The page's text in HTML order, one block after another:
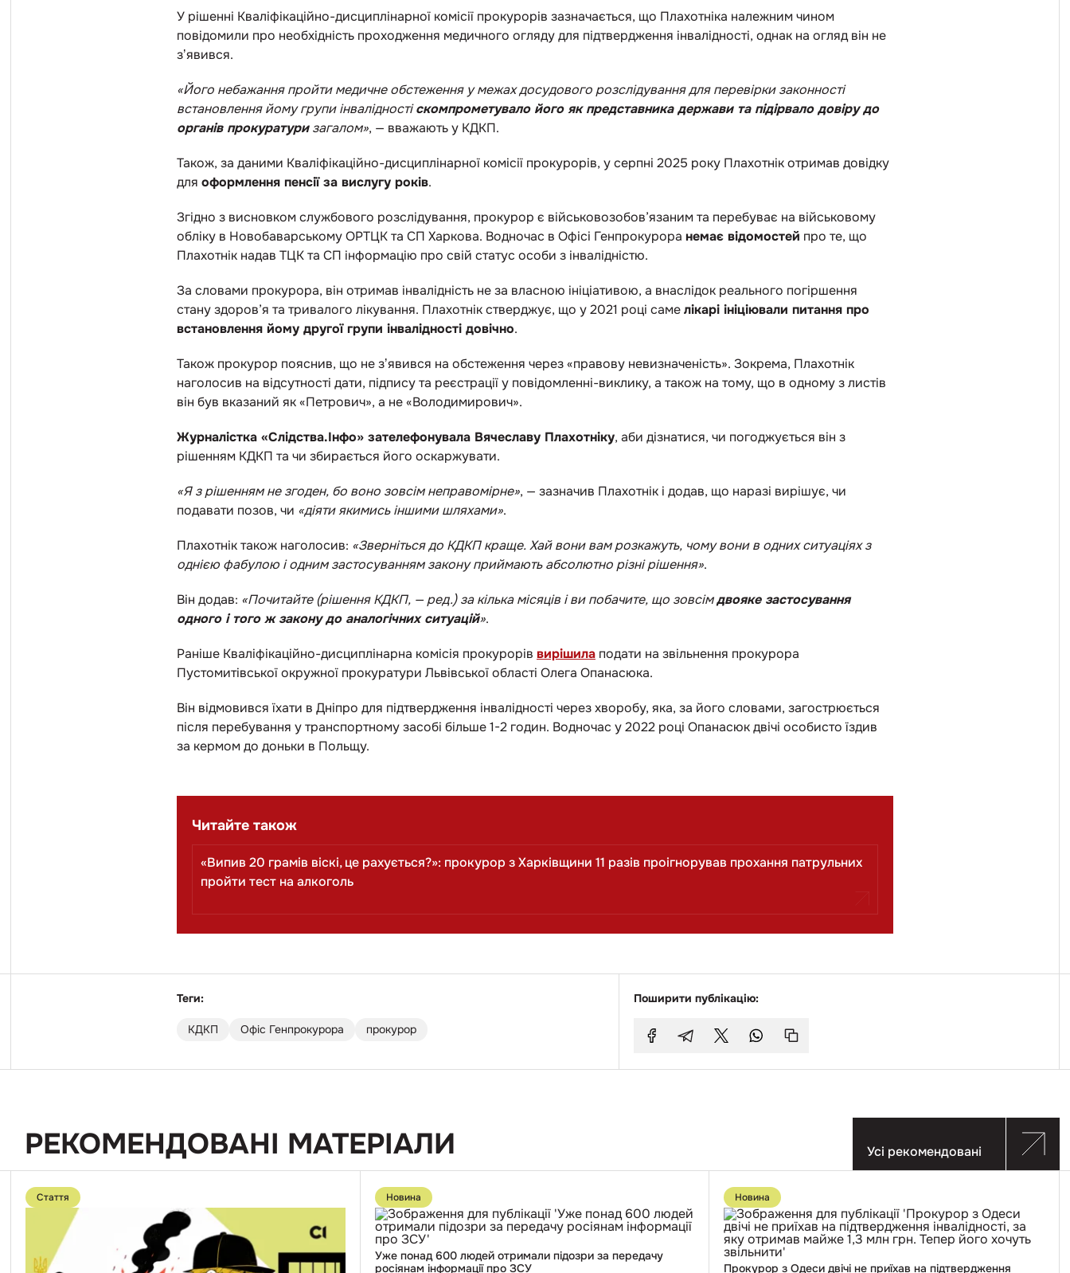
У рішенні Кваліфікаційно-дисциплінарної комісії прокурорів зазначається, що Плахотніка належним чином
повідомили про необхідність проходження медичного огляду для підтвердження інвалідності, однак на огляд він не
зʼявився.
«Його небажання пройти медичне обстеження у межах досудового розслідування для перевірки законності
встановлення йому групи інвалідностіскомпрометувало його як представника держави та підірвало довіру до
органів прокуратуризагалом», — вважають у КДКП.
Також, за даними Кваліфікаційно-дисциплінарної комісії прокурорів, у серпні 2025 року Плахотнік отримав довідку
для оформлення пенсії за вислугу років.
Згідно з висновком службового розслідування, прокурор є військовозобов’язаним та перебуває на військовому
обліку в Новобаварському ОРТЦК та СП Харкова. Водночас в Офісі Генпрокурора немає відомостей про те, що
Плахотнік надав ТЦК та СП інформацію про свій статус особи з інвалідністю.
За словами прокурора, він отримав інвалідність не за власною ініціативою, а внаслідок реального погіршення
стану здоров’я та тривалого лікування. Плахотнік стверджує, що у 2021 році самелікарі ініціювали питання про
встановлення йому другої групи інвалідності довічно.
Також прокурор пояснив, що не зʼявився на обстеження через «правову невизначеність». Зокрема, Плахотнік
наголосив на відсутності дати, підпису та реєстрації у повідомленні-виклику, а також на тому, що в одному з листів
він був вказаний як «Петрович», а не «Володимирович».
Журналістка «Слідства.Інфо» зателефонувала Вячеславу Плахотніку, аби дізнатися, чи погоджується він з
рішенням КДКП та чи збирається його оскаржувати.
«Я з рішенням не згоден, бо воно зовсім неправомірне», — зазначив Плахотнік і додав, що наразі вирішує, чи
подавати позов, чи «діяти якимись іншими шляхами».
Плахотнік також наголосив: «Зверніться до КДКП краще. Хай вони вам розкажуть, чому вони в одних ситуаціях з
однією фабулою і одним застосуванням закону приймають абсолютно різні рішення».
Він додав: «Почитайте (рішення КДКП, — ред.) за кілька місяців і ви побачите, що зовсімдвояке застосування
одного і того ж закону до аналогічних ситуацій».
Раніше Кваліфікаційно-дисциплінарна комісія прокурорів вирішила подати на звільнення прокурора
Пустомитівської окружної прокуратури Львівської області Олега Опанасюка.
Він відмовився їхати в Дніпро для підтвердження інвалідності через хворобу, яка, за його словами, загострюється
після перебування у транспортному засобі більше 1-2 годин. Водночас у 2022 році Опанасюк двічі особисто їздив
за кермом до доньки в Польщу.
Читайте також
«Випив 20 грамів віскі, це рахується?»: прокурор з Харківщини 11 разів проігнорував прохання патрульних
пройти тест на алкоголь
Теги:
КДКП Офіс Генпрокурора прокурор
Поширити публікацію:
РЕКОМЕНДОВАНІ МАТЕРІАЛИ
Усі рекомендовані
Перейти
публікації
дитина».
Стаття
Перейти
публікації
Уже
понад
600
людей
отримали
Новина
Уже понад 600 людей отримали підозри за передачу
росіянам інформації про ЗСУ
Перейти
публікації
Прокурор
Одеси
двічі
Новина
Прокурор з Одеси двічі не приїхав на підтвердження